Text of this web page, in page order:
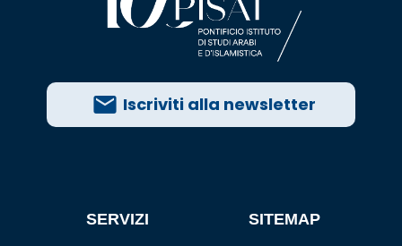
Iscriviti alla newsletter
SERVIZI SITEMAP